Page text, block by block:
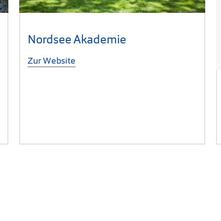
sich in neuem Fenster)
Nordsee Akademie
Zur Website